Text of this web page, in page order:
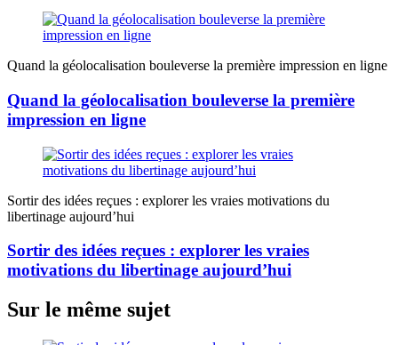
Quand la géolocalisation bouleverse la première impression en ligne
Quand la géolocalisation bouleverse la première
impression en ligne
Sortir des idées reçues : explorer les vraies motivations du
libertinage aujourd’hui
Sortir des idées reçues : explorer les vraies
motivations du libertinage aujourd’hui
Sur le même sujet